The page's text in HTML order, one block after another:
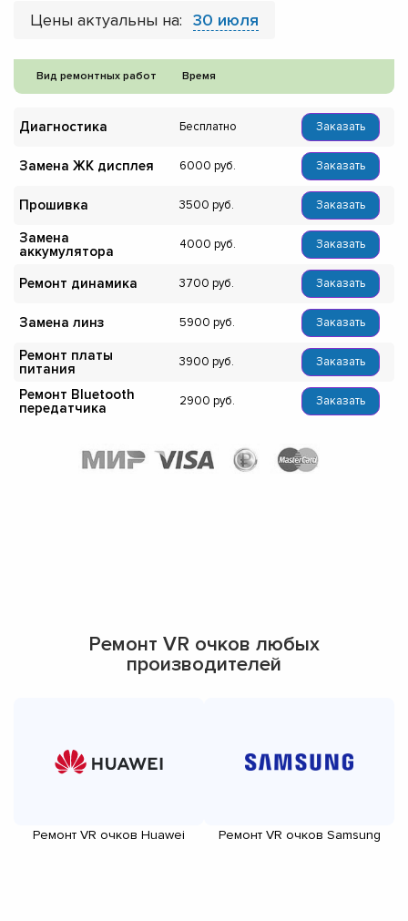
Цены актуальны на: 30 июля
Вид ремонтных работ Время
Диагностика Бесплатно Заказать
Замена ЖК дисплея 6000 Заказать
Прошивка 3500 Заказать
Замена
аккумулятора
4000 Заказать
Ремонт динамика 3700 Заказать
Замена линз 5900 Заказать
Ремонт платы
питания
3900 Заказать
Ремонт Bluetooth
передатчика
2900 Заказать
Ремонт VR очков любых
производителей
Ремонт VR очков Huawei Ремонт VR очков Samsung